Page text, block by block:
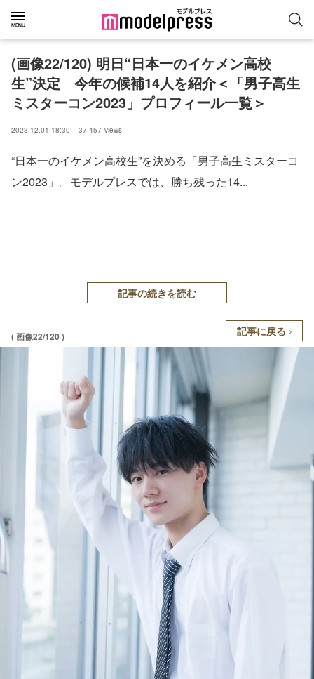
(画像22/120) 明日“日本一のイケメン高校
生”決定 今年の候補14人を紹介＜「男子高生
ミスターコン2023」プロフィール一覧＞
2023.12.01 18:30 37,457 views
“日本一のイケメン高校生”を決める「男子高生ミスターコ
ン2023」。モデルプレスでは、勝ち残った14...
記事の続きを読む
( 画像22/120 ) 記事に戻る